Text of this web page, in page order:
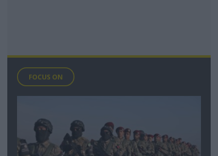
FOCUS ON